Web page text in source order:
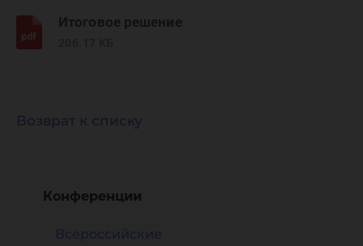
Итоговое решение
Возврат к списку
Конференции